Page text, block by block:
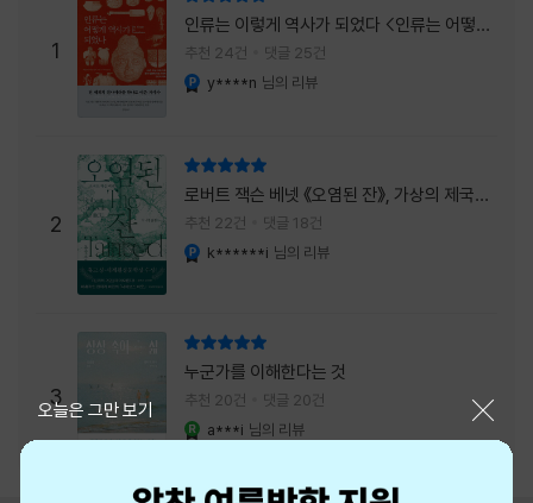
하고 있는 하치. 히토미 클린이라는 청소업체
직원으로 일하는 그녀가 바라는 것은 그저 고요
한
1
인류는 이렇게 역사가 되었다 <인류는 어떻게
역사가 되었나>
추천 24건 댓글 25건
y****n 님의 리뷰
2
로버트 잭슨 베넷 《오염된 잔》, 가상의 제국이
주는 실감과 미스터리 사건의 치밀함이 이루어
내는 최상의 시너지...
추천 22건 댓글 18건
k******i 님의 리뷰
3
누군가를 이해한다는 것
추천 20건 댓글 20건
a***i 님의 리뷰
오늘은 그만 보기